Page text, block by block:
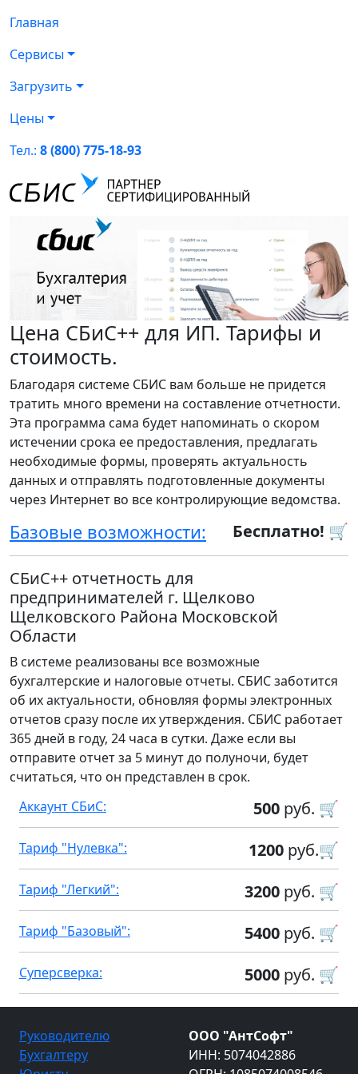
Главная
Сервисы
Загрузить
Цены
Тел.: 8 (800) 775-18-93
Цена СБиС++ для ИП. Тарифы и
стоимость.
Благодаря системе СБИС вам больше не придется
тратить много времени на составление отчетности.
Эта программа сама будет напоминать о скором
истечении срока ее предоставления, предлагать
необходимые формы, проверять актуальность
данных и отправлять подготовленные документы
через Интернет во все контролирующие ведомства.
Бесплатно! 🛒
Базовые возможности:
СБиС++ отчетность для
предпринимателей г. Щелково
Щелковского Района Московской
Области
В системе реализованы все возможные
бухгалтерские и налоговые отчеты. СБИС заботится
об их актуальности, обновляя формы электронных
отчетов сразу после их утверждения. СБИС работает
365 дней в году, 24 часа в сутки. Даже если вы
отправите отчет за 5 минут до полуночи, будет
считаться, что он представлен в срок.
500 руб. 🛒
Аккаунт СБиС:
1200 руб.🛒
Тариф "Нулевка":
3200 руб. 🛒
Тариф "Легкий":
5400 руб. 🛒
Тариф "Базовый":
5000 руб. 🛒
Суперсверка:
Руководителю
Бухгалтеру
ООО "АнтСофт"
ИНН: 5074042886